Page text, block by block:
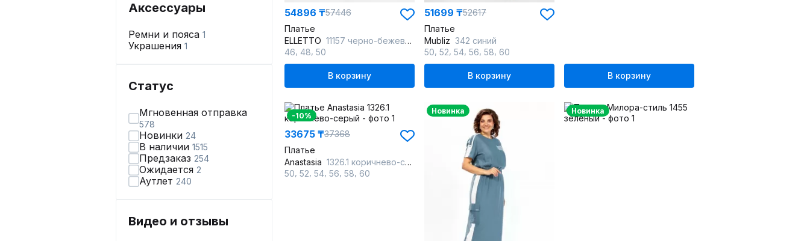
Аксессуары
Ремни и пояса 1
Украшения 1
Статус
Мгновенная отправка
578
Новинки 24
В наличии 1515
Предзаказ 254
Ожидается 2
Аутлет 240
Видео и отзывы
54896 ₸57446
Платье
ELLETTO 11157 черно-бежевый
46 48 50
В корзину
51699 ₸52617
Платье
Mubliz 342 синий
50 52 54 56 58 60
В корзину В корзину
-10%
33675 ₸37368
Платье
Anastasia 1326.1 коричнево-серый
50 52 54 56 58 60
Новинка Новинка